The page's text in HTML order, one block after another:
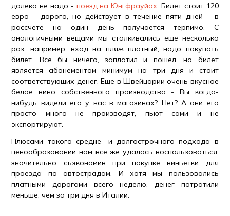
далеко не надо - поезд на Юнгфрауйох. Билет стоит 120
евро - дорого, но действует в течение пяти дней - в
рассчете на один день получается терпимо. С
аналогичными вещами мы сталкивались еще несколько
раз, например, вход на пляж платный, надо покупать
билет. Всё бы ничего, заплатил и пошёл, но билет
является абонементом минимум на три дня и стоит
соответствующих денег. Еще в Швейцарии очень вкусное
белое вино собственного производства - Вы когда-
нибудь видели его у нас в магазинах? Нет? А они его
просто много не производят, пьют сами и не
экспортируют.
Плюсами такого средне- и долгострочного подхода в
ценообразовании нам все же удалось воспользоваться,
значительно съэкономив при покупке виньетки для
проезда по автострадам. И хотя мы пользовались
платными дорогами всего неделю, денег потратили
меньше, чем за три дня в Италии.